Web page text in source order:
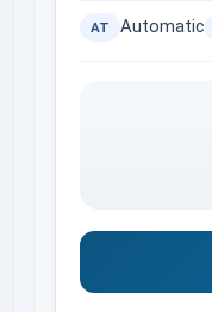
AT Automatic